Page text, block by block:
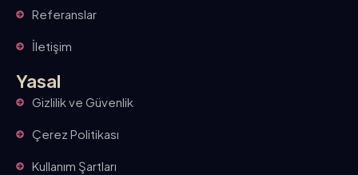
Referanslar
İletişim
Yasal
Gizlilik ve Güvenlik
Çerez Politikası
Kullanım Şartları